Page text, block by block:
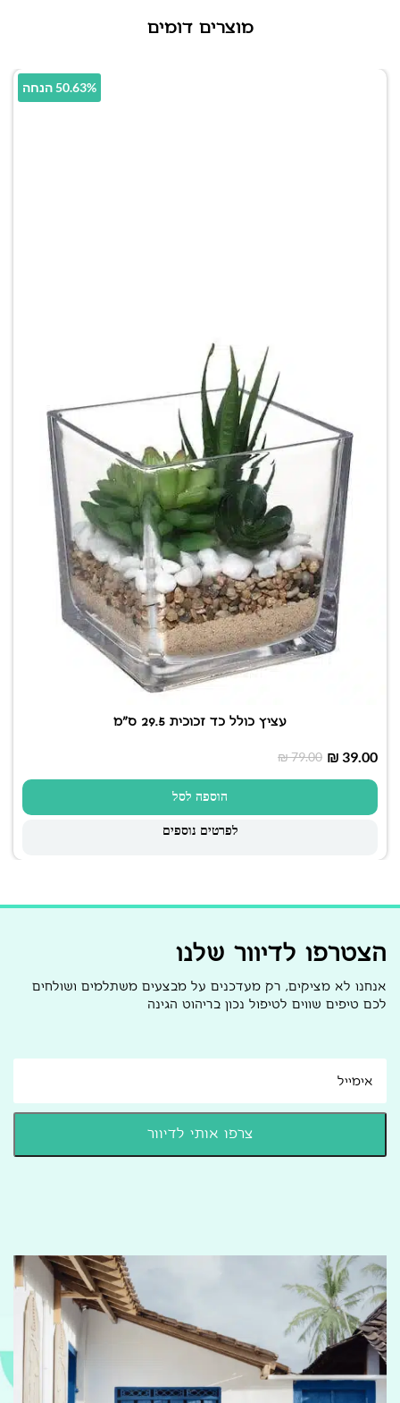
מוצרים דומים
50.63% הנחה
עציץ כולל כד זכוכית 29.5 ס"מ
₪79.00 ₪ 39.00
הוספה לסל
לפרטים נוספים
הצטרפו לדיוור שלנו
אנחנו לא מציקים, רק מעדכנים על מבצעים משתלמים ושולחים
לכם טיפים שווים לטיפול נכון בריהוט הגינה